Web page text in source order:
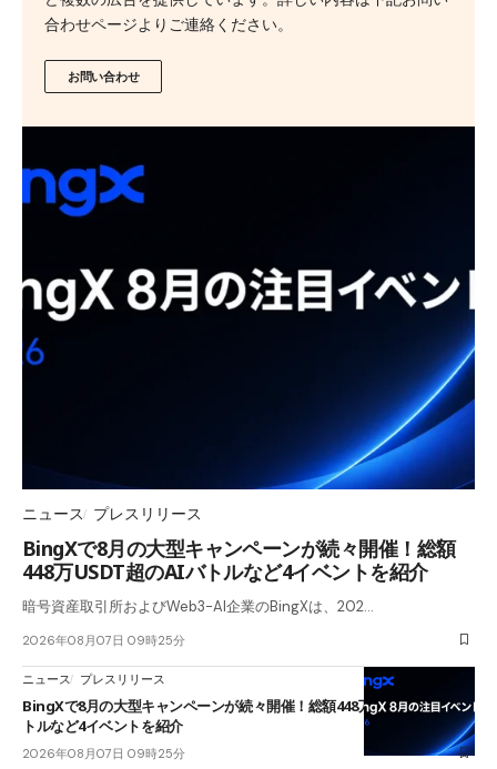
合わせページよりご連絡ください。
お問い合わせ
ニュース プレスリリース
BingXで8月の大型キャンペーンが続々開催！総額
448万USDT超のAIバトルなど4イベントを紹介
暗号資産取引所およびWeb3-AI企業のBingXは、202…
2026年08月07日 09時25分
ニュース プレスリリース
BingXで8月の大型キャンペーンが続々開催！総額448万USDT超のAIバ
トルなど4イベントを紹介
2026年08月07日 09時25分